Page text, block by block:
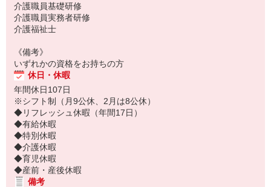
介護職員基礎研修
介護職員実務者研修
介護福祉士
《備考》
いずれかの資格をお持ちの方
休日・休暇
年間休日107日
※シフト制（月9公休、2月は8公休）
◆リフレッシュ休暇（年間17日）
◆有給休暇
◆特別休暇
◆介護休暇
◆育児休暇
◆産前・産後休暇
備考